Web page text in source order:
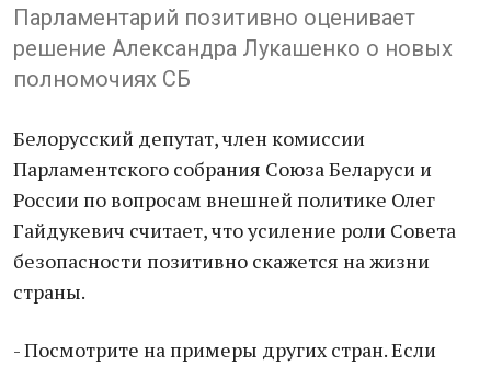
Парламентарий позитивно оценивает
решение Александра Лукашенко о новых
полномочиях СБ
Белорусский депутат, член комиссии
Парламентского собрания Союза Беларуси и
России по вопросам внешней политике Олег
Гайдукевич считает, что усиление роли Совета
безопасности позитивно скажется на жизни
страны.
- Посмотрите на примеры других стран. Если